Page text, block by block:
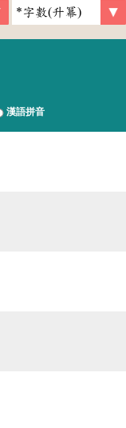
漢語拼音